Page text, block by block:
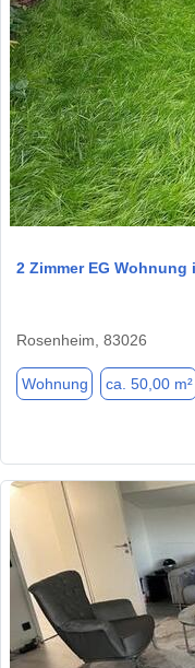
2 Zimmer EG
Rosenheim, 83026
Wohnung ca. 50,00 m²